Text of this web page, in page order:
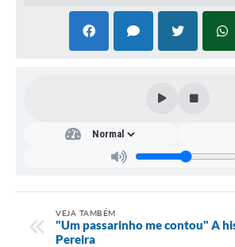
VEJA TAMBÉM
"Um passarinho me contou" A
Pereira